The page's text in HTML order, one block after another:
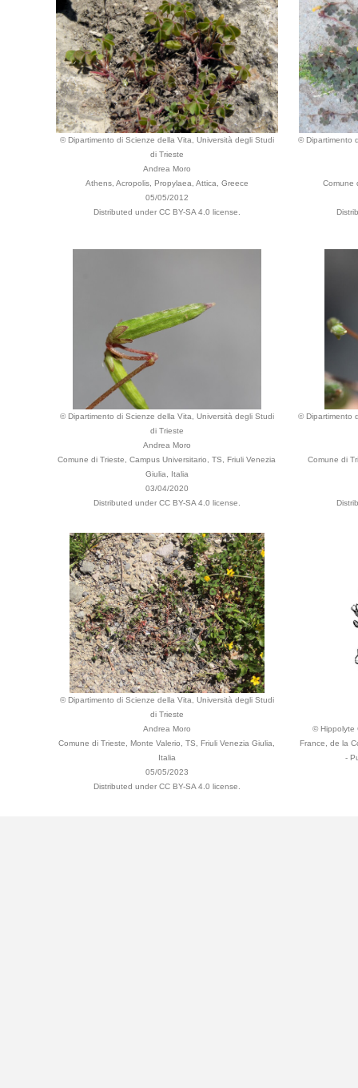
© Dipartimento di Scienze della Vita, Università degli Studi
di Trieste
Andrea Moro
Athens, Acropolis, Propylaea, Attica, Greece
05/05/2012
Distributed under CC BY-SA 4.0 license.
© Dipartimento
Comune
© Dipartimento di Scienze della Vita, Università degli Studi
di Trieste
Andrea Moro
Comune di Trieste, Campus Universitario, TS, Friuli Venezia
Giulia, Italia
03/04/2020
Distributed under CC BY-SA 4.0 license.
© Dipartimento
Comune di
© Dipartimento di Scienze della Vita, Università degli Studi
di Trieste
Andrea Moro
Comune di Trieste, Monte Valerio, TS, Friuli Venezia Giulia,
Italia
05/05/2023
Distributed under CC BY-SA 4.0 license.
© Hippolyte
France, de la
-